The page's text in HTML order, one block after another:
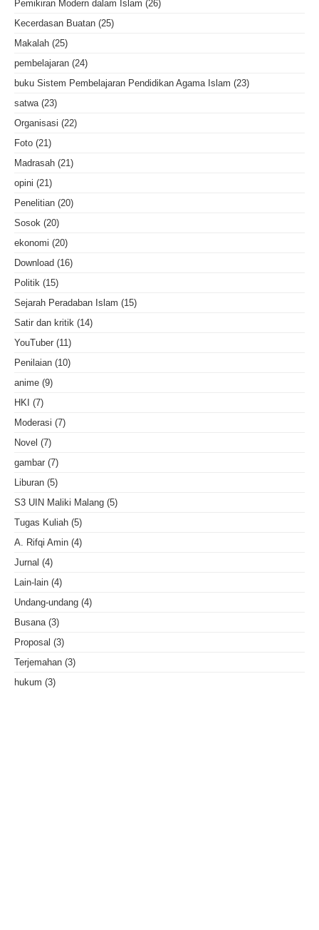
Pemikiran Modern dalam Islam (26)
Kecerdasan Buatan (25)
Makalah (25)
pembelajaran (24)
buku Sistem Pembelajaran Pendidikan Agama Islam (23)
satwa (23)
Organisasi (22)
Foto (21)
Madrasah (21)
opini (21)
Penelitian (20)
Sosok (20)
ekonomi (20)
Download (16)
Politik (15)
Sejarah Peradaban Islam (15)
Satir dan kritik (14)
YouTuber (11)
Penilaian (10)
anime (9)
HKI (7)
Moderasi (7)
Novel (7)
gambar (7)
Liburan (5)
S3 UIN Maliki Malang (5)
Tugas Kuliah (5)
A. Rifqi Amin (4)
Jurnal (4)
Lain-lain (4)
Undang-undang (4)
Busana (3)
Proposal (3)
Terjemahan (3)
hukum (3)